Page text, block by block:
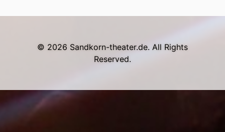
© 2026 Sandkorn-theater.de. All Rights
Reserved.